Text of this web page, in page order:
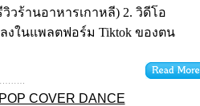
วิวร้านอาหารเกาหลี) 2. วิดีโอ
งในแพลตฟอร์ม Tiktok ของตน
COVER DANCE